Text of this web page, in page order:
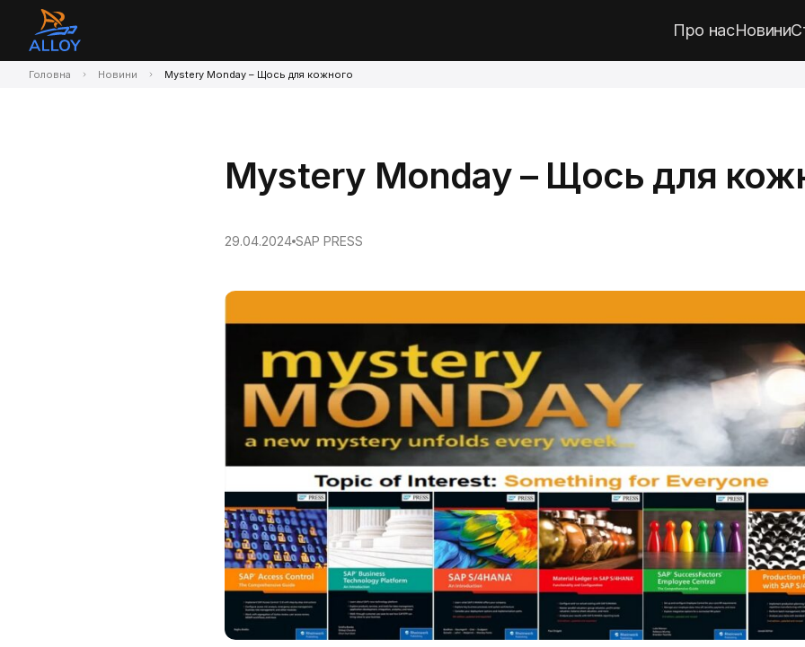
Про насНовини
Головна Новини Mystery Monday – Щось для кожного
Mystery Monday – Щось для
29.04.2024 SAP PRESS